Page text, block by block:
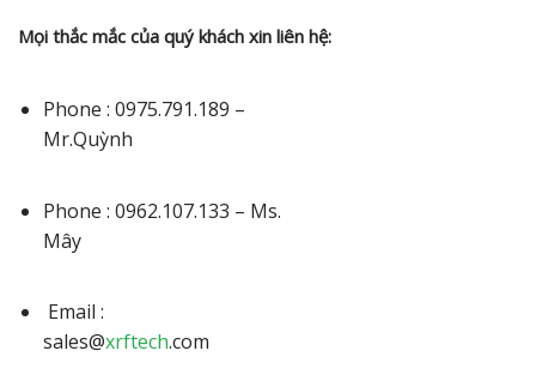
Mọi thắc mắc của quý khách xin liên hệ:
Phone : 0975.791.189 –
Mr.Quỳnh
Phone : 0962.107.133 – Ms.
Mây
Email :
sales@xrftech